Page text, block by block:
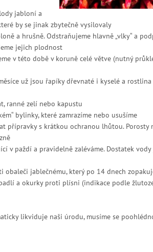
jabloní a
by se jinak zbytečně vysilovaly
a hrušně. Odstraňujeme hlavně „vlky“ a
jejich plodnost
v této době v koruně celé větve (nutný
už jsou řapíky dřevnaté i kyselé a
ranné zelí nebo kapustu
bylinky, které zamrazíme nebo usušíme
přípravky s krátkou ochranou lhůtou. Porosty
v paždí a pravidelně zaléváme. Dostatek
jablečnému, který po 14 dnech
a okurky proti plísni (indikace podle
likviduje naši úrodu, musíme se